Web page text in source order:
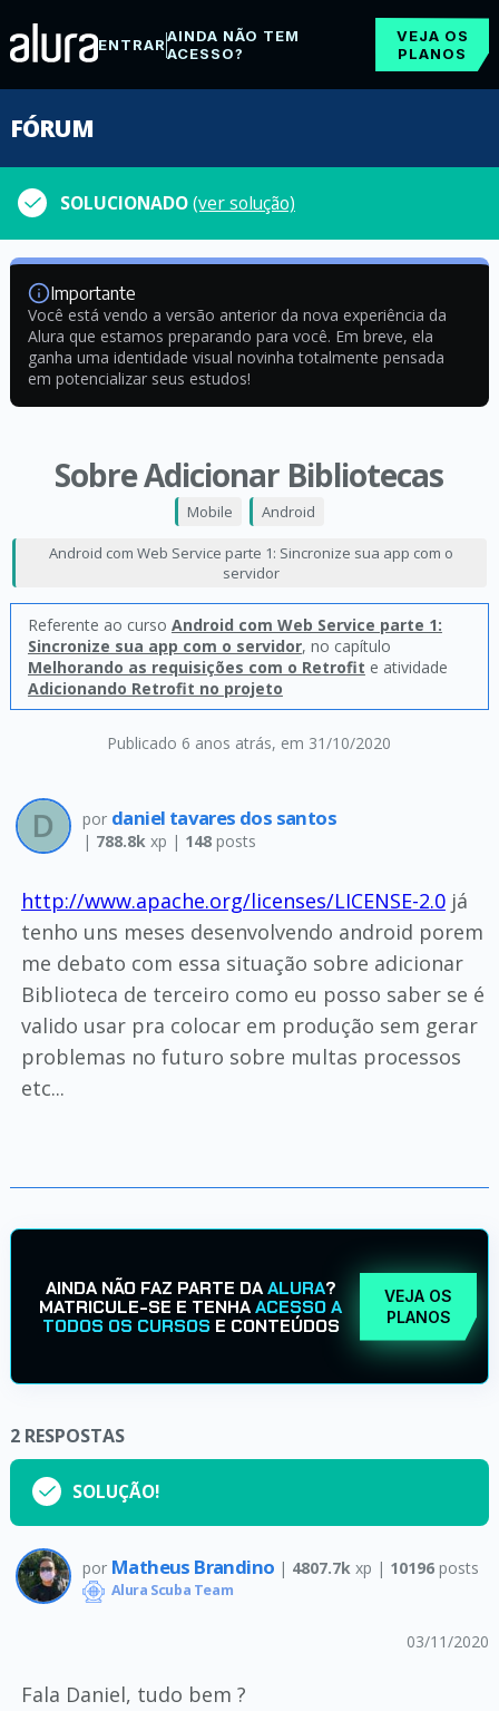
ENTRARAINDA NÃO TEM
ACESSO?
VEJA OS
PLANOS
FÓRUM
SOLUCIONADO(ver solução)
Importante
Você está vendo a versão anterior da nova experiência da
Alura que estamos preparando para você. Em breve, ela
ganha uma identidade visual novinha totalmente pensada
em potencializar seus estudos!
Sobre Adicionar Bibliotecas
Publicado 6 anos atrás, em 31/10/2020
Mobile Android
Android com Web Service parte 1: Sincronize sua app com o
servidor
Referente ao curso Android com Web Service parte 1:
Sincronize sua app com o servidor, no capítulo
Melhorando as requisições com o Retrofit e atividade
Adicionando Retrofit no projeto
por daniel tavares dos santos
| 788.8kxp | 148posts
http://www.apache.org/licenses/LICENSE-2.0já
tenho uns meses desenvolvendo android porem
me debato com essa situação sobre adicionar
Biblioteca de terceiro como eu posso saber se é
valido usar pra colocar em produção sem gerar
problemas no futuro sobre multas processos
etc...
AINDA NÃO FAZ PARTE DAALURA?
MATRICULE-SE E TENHAACESSO A
TODOS OS CURSOS E CONTEÚDOS
VEJA OS
PLANOS
2 RESPOSTAS
SOLUÇÃO!
por Matheus Brandino | 4807.7k xp | 10196posts
Alura Scuba Team
03/11/2020
Fala Daniel, tudo bem ?